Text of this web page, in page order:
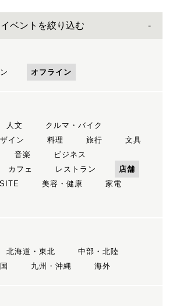
イベントを絞り込む
オフライン
人文
クルマ・バイク
イン 料理 旅行
文具
音楽
ビジネス
カフェ レストラン
店舗
美容・健康
家電
北海道・東北
中部・北陸
九州・沖縄 海外